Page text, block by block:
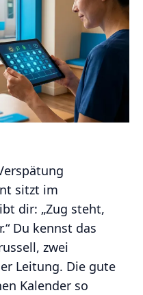
sitzt im
dir: „Zug steht,
Du kennst das
zwei
Leitung. Die gute
Kalender so